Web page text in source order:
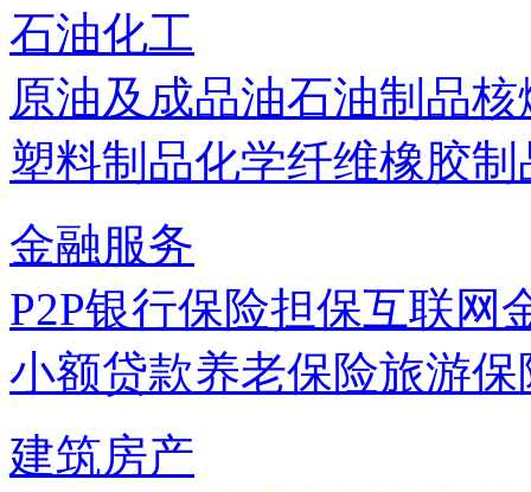
石油化工
原油及成品油石油制品核
塑料制品化学纤维橡胶制
金融服务
P2P银行保险担保互联网
小额贷款养老保险旅游保
建筑房产